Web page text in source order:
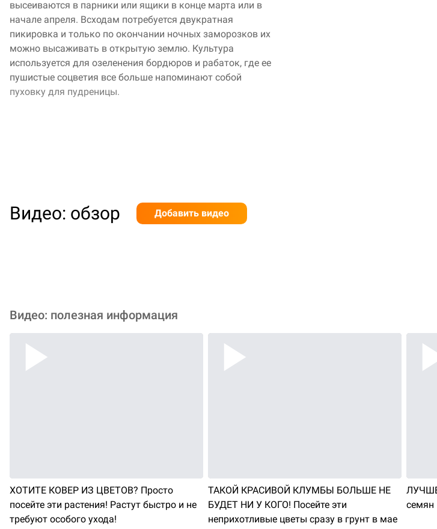
высеиваются в парники или ящики в конце марта или в
начале апреля. Всходам потребуется двукратная
пикировка и только по окончании ночных заморозков их
можно высаживать в открытую землю. Культура
используется для озеленения бордюров и рабаток, где ее
пушистые соцветия все больше напоминают собой
пуховку для пудреницы.
Видео: обзор Добавить видео
Видео: полезная информация
ХОТИТЕ КОВЕР ИЗ ЦВЕТОВ? Просто
посейте эти растения! Растут быстро и не
требуют особого ухода!
ТАКОЙ КРАСИВОЙ КЛУМБЫ БОЛЬШЕ НЕ
БУДЕТ НИ У КОГО! Посейте эти
неприхотливые цветы сразу в грунт в мае
семян